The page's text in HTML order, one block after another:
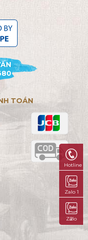
TOÁN
Hotline
Zalo 1
Zalo 2